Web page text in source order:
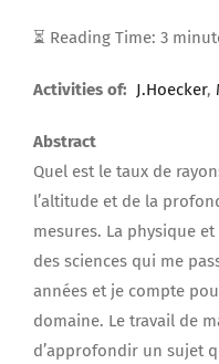
⏳️ Reading Time: 3
Activities of: J.Hoecker,
Abstract
Quel est le taux de
l’altitude et de la
mesures. La physique
des sciences qui me
années et je compte
domaine. Le travail de
d’approfondir un sujet